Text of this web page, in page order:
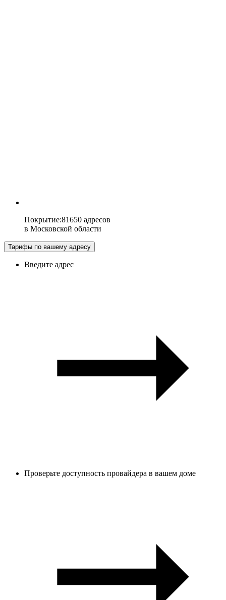
Покрытие:81650 адресов
в Московской области
Тарифы по вашему адресу
Введите адрес
Проверьте доступность провайдера в вашем доме